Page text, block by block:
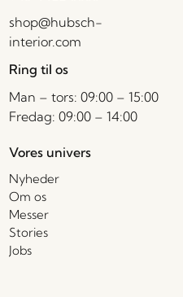
shop@hubsch-
interior.com
Ring til os
Man – tors: 09:00 – 15:00
Fredag: 09:00 – 14:00
Vores univers
Nyheder
Om os
Messer
Stories
Jobs